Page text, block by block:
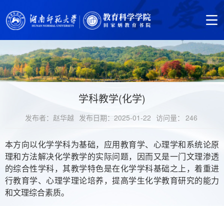
学科教学(化学)
发布者：赵华越 发布日期：2025-01-22 访问量： 246
本方向以化学学科为基础，应用教育学、心理学和系统论原
理和方法解决化学教学的实际问题，因而又是一门文理渗透
的综合性学科，其教学特色是在化学学科基础之上，着重进
行教育学、心理学理论培养，提高学生化学教育研究的能力
和文理综合素质。